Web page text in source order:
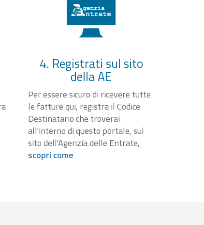
4. Registrati sul sito
della AE
Per essere sicuro di ricevere tutte
le fatture qui, registra il Codice
Destinatario che troverai
all'interno di questo portale, sul
sito dell'Agenzia delle Entrate,
scopri come